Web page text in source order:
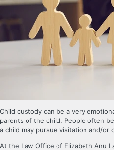
Child custody can be a very
parents of the child. People often
a child may pursue visitation and/or
At the Law Office of Elizabeth Anu